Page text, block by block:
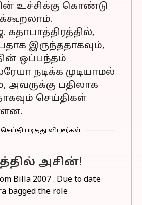
உச்சிக்கு கொண்டு
கதாபாத்திரத்தில்,
இருந்ததாகவும்,
ஒப்பந்தம்
நடிக்க முடியாமல்
அவருக்கு பதிலாக
செய்திகள்
செய்தி படித்து விட்டீர்கள்
அசின்!
Billa 2007 . Due to date
bagged the role